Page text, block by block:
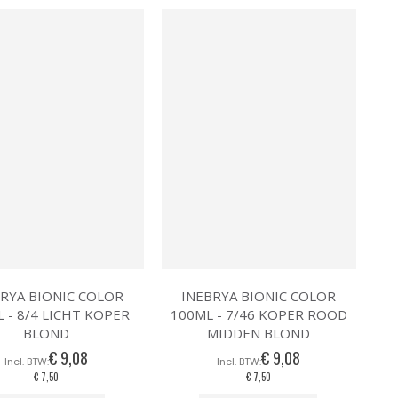
BIONIC COLOR
- 8/4 LICHT KOPER
BLOND
€ 9,08
€ 7,50
INEBRYA BIONIC COLOR
100ML - 7/46 KOPER ROOD
MIDDEN BLOND
€ 9,08
€ 7,50